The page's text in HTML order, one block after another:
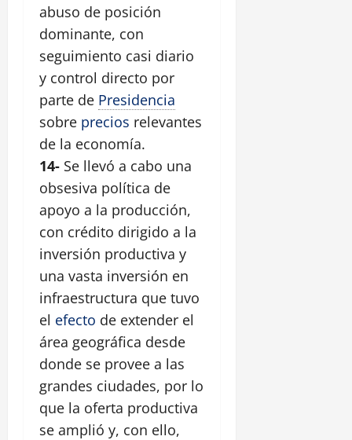
abuso de posición
dominante, con
seguimiento casi diario
y control directo por
parte de Presidencia
sobre precios relevantes
de la economía.
14- Se llevó a cabo una
obsesiva política de
apoyo a la producción,
con crédito dirigido a la
inversión productiva y
una vasta inversión en
infraestructura que tuvo
el efecto de extender el
área geográfica desde
donde se provee a las
grandes ciudades, por lo
que la oferta productiva
se amplió y, con ello,